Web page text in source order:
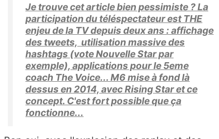
Je trouve cet article bien pessimiste ? La
participation du téléspectateur est THE
enjeu de la TV depuis deux ans : affichage
des tweets, utilisation massive des
hashtags (vote Nouvelle Star par
exemple), applications pour le 5eme
coach The Voice... M6 mise à fond là
dessus en 2014, avec Rising Star et ce
concept. C'est fort possible que ça
fonctionne...